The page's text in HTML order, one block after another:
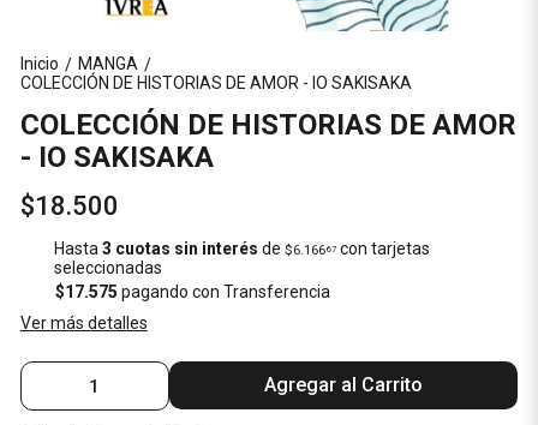
Inicio / MANGA /
COLECCIÓN DE HISTORIAS DE AMOR - IO SAKISAKA
COLECCIÓN DE HISTORIAS DE AMOR
- IO SAKISAKA
$18.500
Hasta 3 cuotas sin interés de $6.16667con tarjetas
seleccionadas
$17.575 pagando con Transferencia
Ver más detalles
Agregar al Carrito